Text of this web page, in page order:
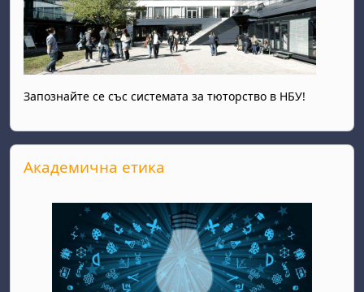
Запознайте се със системата за тюторство в НБУ!
Прескочи Академична етика
Академична етика